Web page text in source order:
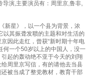
导演,主要演员有：周里京,鲁非,
新星》，以一个县为背景，浓
其振聋发聩的主题和对生活的
因此走红，曾获“新时期十年电
何一个50岁以上的中国人，没一
起的轰动绝不亚于今天的刘翔
周里京写信，有的请他去当县
被当成了整党教材，教育干部